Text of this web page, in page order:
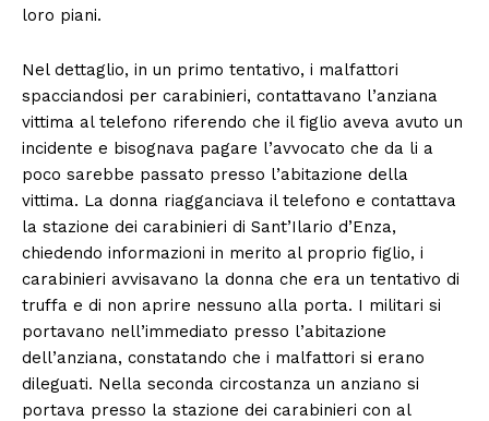
loro piani.
Nel dettaglio, in un primo tentativo, i malfattori
spacciandosi per carabinieri, contattavano l’anziana
vittima al telefono riferendo che il figlio aveva avuto un
incidente e bisognava pagare l’avvocato che da li a
poco sarebbe passato presso l’abitazione della
vittima. La donna riagganciava il telefono e contattava
la stazione dei carabinieri di Sant’Ilario d’Enza,
chiedendo informazioni in merito al proprio figlio, i
carabinieri avvisavano la donna che era un tentativo di
truffa e di non aprire nessuno alla porta. I militari si
portavano nell’immediato presso l’abitazione
dell’anziana, constatando che i malfattori si erano
dileguati. Nella seconda circostanza un anziano si
portava presso la stazione dei carabinieri con al